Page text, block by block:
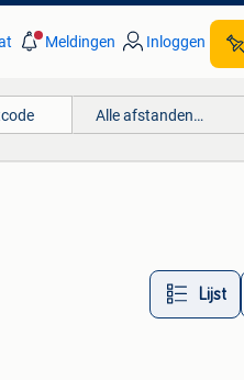
Meldingen Inloggen
Alle afstanden…
Lijst